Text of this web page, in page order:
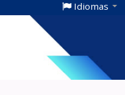
Idiomas